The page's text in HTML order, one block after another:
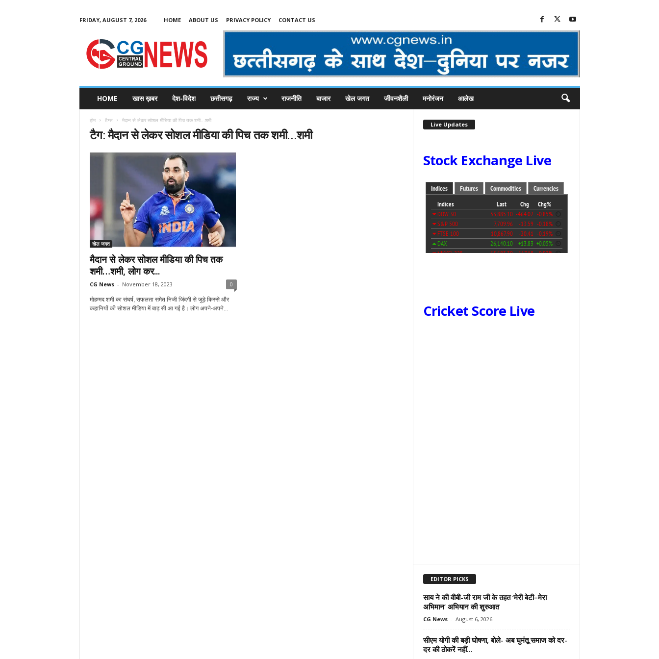
FRIDAY, AUGUST 7, 2026 HOME ABOUT US PRIVACY POLICY CONTACT US
C
HOME खास ख़बर देश-विदेश छत्तीसगढ़ राज्य राजनीति बाजार खेल जगत जीवनशैली मनोरंजन आलेख
होम टैग्स मैदान से लेकर सोशल मीडिया की पिच तक शमी…शमी
टैग: मैदान से लेकर सोशल मीडिया की पिच तक शमी…शमी
खेल जगत
मैदान से लेकर सोशल मीडिया की पिच तक
शमी…शमी, लोग कर...
CG News - November 18, 2023 0
मोहम्मद शमी का संघर्ष, सफलता समेत निजी जिंदगी से जुड़े किस्से और
कहानियों की सोशल मीडिया में बाढ़ सी आ गई है। लोग अपने-अपने...
Live Updates
Stock Exchange Live
Cricket Score Live
EDITOR PICKS
साय ने की वीबी-जी राम जी के तहत ‘मेरी बेटी–मेरा
अभिमान’ अभियान की शुरुआत
CG News - August 6, 2026
सीएम योगी की बड़ी घोषणा, बोले- अब घुमंतू समाज को दर-
दर की ठोकरें नहीं...